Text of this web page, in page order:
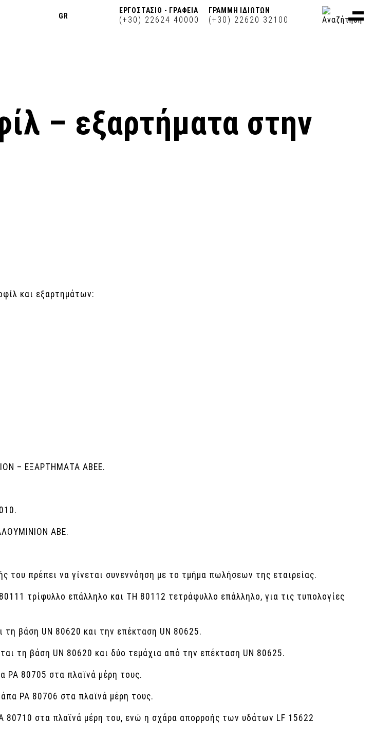
GR
ΕΡΓΟΣΤΑΣΙΟ - ΓΡΑΦΕΙΑ
(+30) 22624 40000
ΓΡΑΜΜΗ ΙΔΙΩΤΩΝ
(+30) 22620 32100
– εξαρτήματα στην
και εξαρτημάτων:
– ΕΞΑΡΤΗΜΑΤΑ ΑΒΕΕ.
ΑΒΕ.
του πρέπει να γίνεται συνεννόηση με το τμήμα πωλήσεων της εταιρείας.
τρίφυλλο επάλληλο και ΤΗ 80112 τετράφυλλο επάλληλο, για τις τυπολογίες
βάση UN 80620 και την επέκταση UN 80625.
τη βάση UN 80620 και δύο τεμάχια από την επέκταση UN 80625.
PA 80705 στα πλαϊνά μέρη τους.
PA 80706 στα πλαϊνά μέρη τους.
80710 στα πλαϊνά μέρη του, ενώ η σχάρα απορροής των υδάτων LF 15622